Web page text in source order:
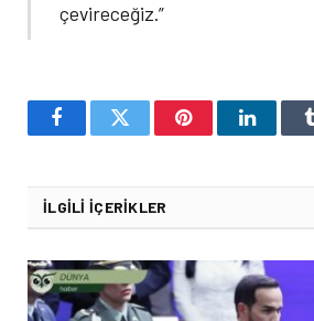
çevireceğiz.”
FacebookTwitter Pinterest
İLGILI İÇERIKLER